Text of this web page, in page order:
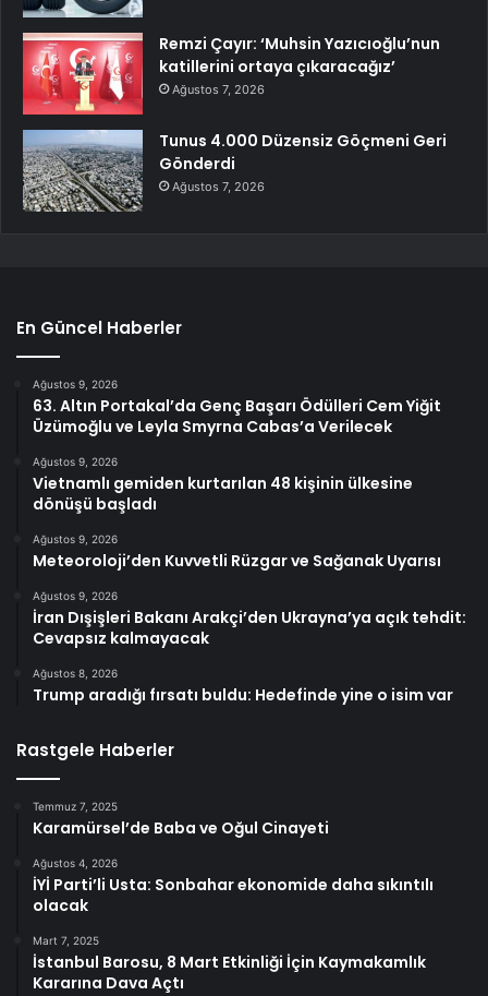
Remzi Çayır: ‘Muhsin Yazıcıoğlu’nun
katillerini ortaya çıkaracağız’
Ağustos 7, 2026
Tunus 4.000 Düzensiz Göçmeni Geri
Gönderdi
Ağustos 7, 2026
En Güncel Haberler
Ağustos 9, 2026
63. Altın Portakal’da Genç Başarı Ödülleri Cem Yiğit
Üzümoğlu ve Leyla Smyrna Cabas’a Verilecek
Ağustos 9, 2026
Vietnamlı gemiden kurtarılan 48 kişinin ülkesine
dönüşü başladı
Ağustos 9, 2026
Meteoroloji’den Kuvvetli Rüzgar ve Sağanak Uyarısı
Ağustos 9, 2026
İran Dışişleri Bakanı Arakçi’den Ukrayna’ya açık tehdit:
Cevapsız kalmayacak
Ağustos 8, 2026
Trump aradığı fırsatı buldu: Hedefinde yine o isim var
Rastgele Haberler
Temmuz 7, 2025
Karamürsel’de Baba ve Oğul Cinayeti
Ağustos 4, 2026
İYİ Parti’li Usta: Sonbahar ekonomide daha sıkıntılı
olacak
Mart 7, 2025
İstanbul Barosu, 8 Mart Etkinliği İçin Kaymakamlık
Kararına Dava Açtı